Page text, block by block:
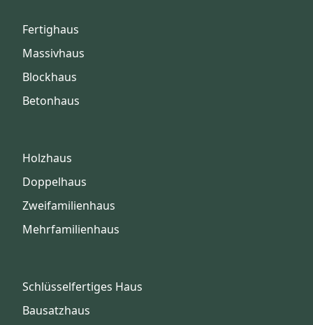
Fertighaus
Massivhaus
Blockhaus
Betonhaus
Holzhaus
Doppelhaus
Zweifamilienhaus
Mehrfamilienhaus
Schlüsselfertiges Haus
Bausatzhaus